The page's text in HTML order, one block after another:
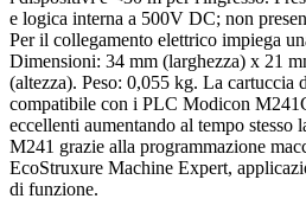
e logica interna a 500V DC; non
Per il collegamento elettrico impiega
Dimensioni: 34 mm (larghezza) x 21
(altezza). Peso: 0,055 kg. La cartuccia
compatibile con i PLC Modicon
eccellenti aumentando al tempo
M241 grazie alla programmazione
EcoStruxure Machine Expert,
di funzione.